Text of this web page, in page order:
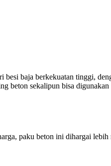
besi baja berkekuatan tinggi,
beton sekalipun bisa
paku beton ini dihargai